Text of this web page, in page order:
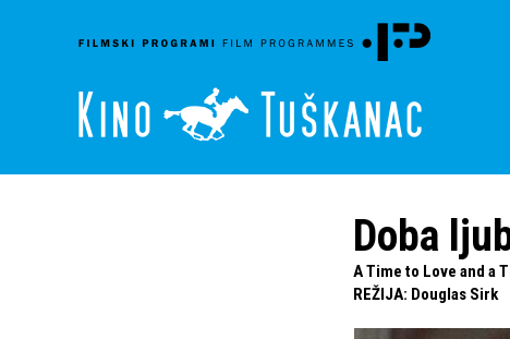
Doba
A Time to Love and a
REŽIJA: Douglas Sirk